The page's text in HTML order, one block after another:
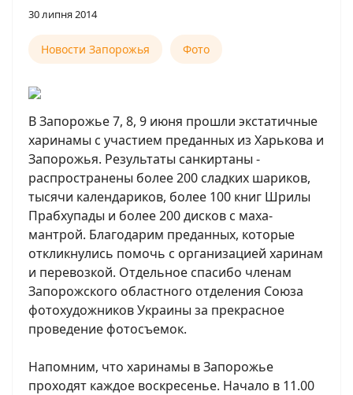
30 липня 2014
Новости Запорожья Фото
В Запорожье 7, 8, 9 июня прошли экстатичные
харинамы с участием преданных из Харькова и
Запорожья. Результаты санкиртаны -
распространены более 200 сладких шариков,
тысячи календариков, более 100 книг Шрилы
Прабхупады и более 200 дисков с маха-
мантрой. Благодарим преданных, которые
откликнулись помочь с организацией харинам
и перевозкой. Отдельное спасибо членам
Запорожского областного отделения Союза
фотохудожников Украины за прекрасное
проведение фотосъемок.
Напомним, что харинамы в Запорожье
проходят каждое воскресенье. Начало в 11.00